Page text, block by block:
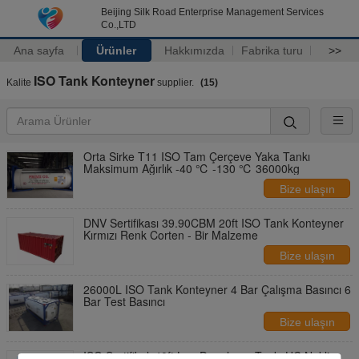
Beijing Silk Road Enterprise Management Services
Co.,LTD
Ana sayfa Ürünler Hakkımızda Fabrika turu >>
Kalite ISO Tank Konteyner supplier. (15)
Orta Sirke T11 ISO Tam Çerçeve Yaka Tankı
Maksimum Ağırlık -40 ℃ -130 ℃ 36000kg
Bize ulaşın
DNV Sertifikası 39.90CBM 20ft ISO Tank Konteyner
Kırmızı Renk Corten - Bir Malzeme
Bize ulaşın
26000L ISO Tank Konteyner 4 Bar Çalışma Basıncı 6
Bar Test Basıncı
Bize ulaşın
ISO Sertifikalı 40ft Lng Depolama Tankı HC Nakliye